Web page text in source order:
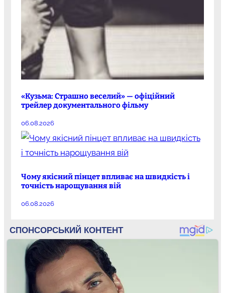
«Кузьма: Страшно веселий» — офіційний
трейлер документального фільму
06.08.2026
Чому якісний пінцет впливає на швидкість і
точність нарощування вій
06.08.2026